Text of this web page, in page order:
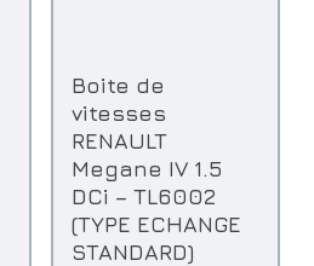
Boite de
vitesses
RENAULT
Megane IV 1.5
DCi – TL6002
(TYPE ECHANGE
STANDARD)